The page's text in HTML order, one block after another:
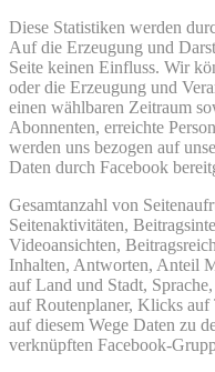
Diese Statistiken werden
Auf die Erzeugung und
Seite keinen Einfluss. Wir
oder die Erzeugung und
einen wählbaren Zeitraum
Abonnenten, erreichte
werden uns bezogen auf
Daten durch Facebook
Gesamtanzahl von
Seitenaktivitäten,
Videoansichten,
Inhalten, Antworten, Anteil
auf Land und Stadt,
auf Routenplaner, Klicks
auf diesem Wege Daten zu
verknüpften Facebook-